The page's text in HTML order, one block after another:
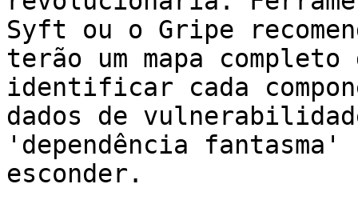
Syft ou o Gripe
terão um mapa
identificar cada
dados de
'dependência fantasma'
esconder.